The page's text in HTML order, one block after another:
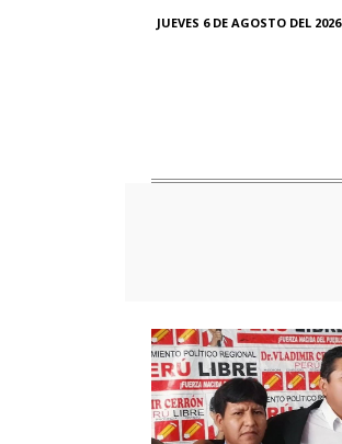
JUEVES 6 DE AGOSTO DEL 2026